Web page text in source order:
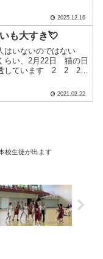
たちを迎えてくれてい
緒に、ハイチーズ📸さ
2025.12.16
も大すき💘
はいないのではない
らい、2月22日 猫の日
透しています 2 2 2
で覚えやすいですね
いて調べてみました
2021.02.22
校生徒が出ます